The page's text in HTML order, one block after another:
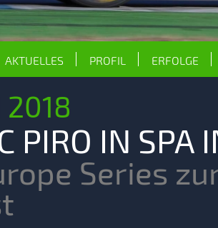
AKTUELLES PROFIL ERFOLGE
2018
PIRO IN SPA
Series